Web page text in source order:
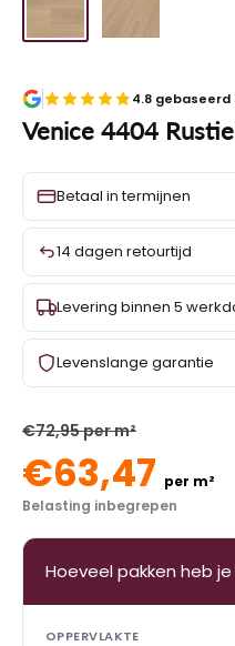
4.8 gebaseerd
Venice 4404
Betaal in termijnen
14 dagen retourtijd
Levering binnen 5
Levenslange garantie
€72,95 per m²
€63,47 per m²
Belasting inbegrepen
Hoeveel pakken heb
OPPERVLAKTE